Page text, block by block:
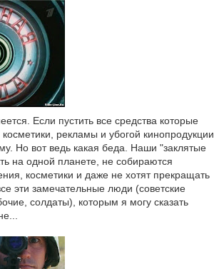
Если пустить все средства которые
рекламы и убогой кинопродукции
Но вот ведь какая беда. Наши "заклятые
на одной планете, не собираются
косметики и даже не хотят прекращать
эти замечательные люди (советские
солдаты), которым я могу сказать